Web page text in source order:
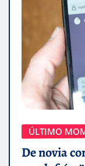
ÚLTIMO
De novia